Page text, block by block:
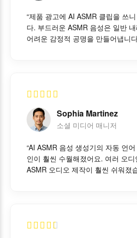
“제품 광고에 AI ASMR 클립을 쓰
다. 부드러운 ASMR 음성은 일반
어려운 감정적 공명을 만들어냅니
Sophia Martinez
소셜 미디어 매니저
“AI ASMR 음성 생성기의 자동 언
인이 훨씬 수월해졌어요. 여러 오디
ASMR 오디오 제작이 훨씬 쉬워졌